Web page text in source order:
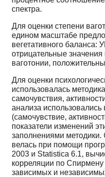
спектра.
Для оценки степени
едином масштабе
вегетативного баланса:
отрицательные
ваготонии,
Для оценки
использовалась
самочувствия,
анализа использовались
(самочувствие,
показатели изменений
заполнениями методики.
велась при помощи
2003 и Statistica 6.1,
корреляции по
зависимых и